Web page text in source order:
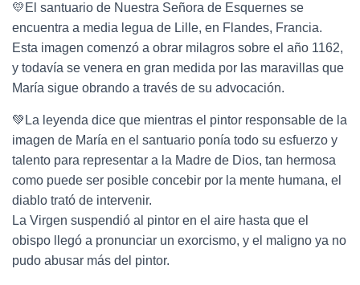
💛El santuario de Nuestra Señora de Esquernes se
encuentra a media legua de Lille, en Flandes, Francia.
Esta imagen comenzó a obrar milagros sobre el año 1162,
y todavía se venera en gran medida por las maravillas que
María sigue obrando a través de su advocación.
💚La leyenda dice que mientras el pintor responsable de la
imagen de María en el santuario ponía todo su esfuerzo y
talento para representar a la Madre de Dios, tan hermosa
como puede ser posible concebir por la mente humana, el
diablo trató de intervenir.
La Virgen suspendió al pintor en el aire hasta que el
obispo llegó a pronunciar un exorcismo, y el maligno ya no
pudo abusar más del pintor.